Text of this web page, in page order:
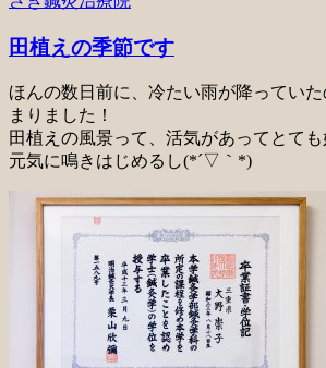
田植えの季節です
ほんの数日前に、冷たい雨が降ってい
まりました！
田植えの風景って、活気があってとて
元気に鳴きはじめるし(*´▽｀*)